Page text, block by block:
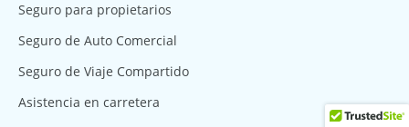
Seguro para propietarios
Seguro de Auto Comercial
Seguro de Viaje Compartido
Asistencia en carretera